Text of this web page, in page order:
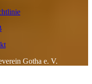
Gotha e. V.